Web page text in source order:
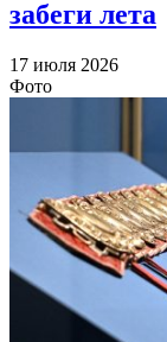
забеги лета
17 июля 2026
Фото